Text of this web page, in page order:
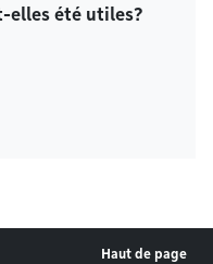
elles été utiles?
Haut de page